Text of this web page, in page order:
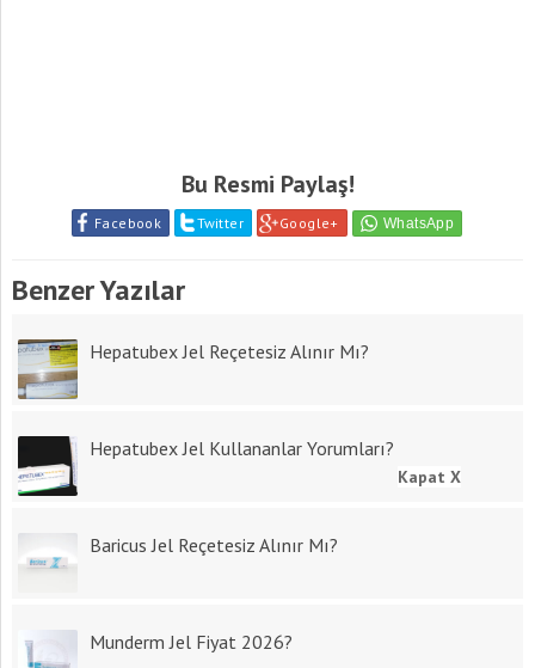
Bu Resmi Paylaş!
Facebook Twitter Google+
Benzer Yazılar
Hepatubex Jel Reçetesiz Alınır Mı?
Hepatubex Jel Kullananlar Yorumları?
Baricus Jel Reçetesiz Alınır Mı?
Munderm Jel Fiyat 2026?
Kapat X